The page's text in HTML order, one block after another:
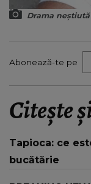
Drama
Abonează-te pe
Citește
Tapioca: ce
bucătărie